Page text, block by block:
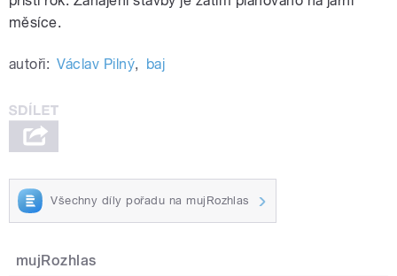
měsíce.
autoři: Václav Pilný, baj
Všechny díly pořadu na mujRozhlas
mujRozhlas